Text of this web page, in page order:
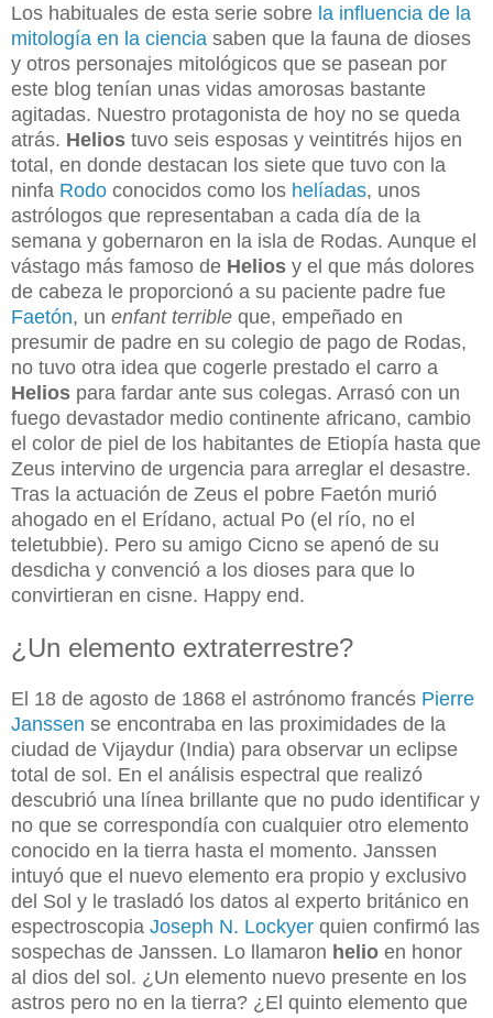
Los habituales de esta serie sobre la influencia de la
mitología en la ciencia saben que la fauna de dioses
y otros personajes mitológicos que se pasean por
este blog tenían unas vidas amorosas bastante
agitadas. Nuestro protagonista de hoy no se queda
atrás. Helios tuvo seis esposas y veintitrés hijos en
total, en donde destacan los siete que tuvo con la
ninfa Rodo conocidos como los helíadas, unos
astrólogos que representaban a cada día de la
semana y gobernaron en la isla de Rodas. Aunque el
vástago más famoso de Helios y el que más dolores
de cabeza le proporcionó a su paciente padre fue
Faetón, un enfant terrible que, empeñado en
presumir de padre en su colegio de pago de Rodas,
no tuvo otra idea que cogerle prestado el carro a
Helios para fardar ante sus colegas. Arrasó con un
fuego devastador medio continente africano, cambio
el color de piel de los habitantes de Etiopía hasta que
Zeus intervino de urgencia para arreglar el desastre.
Tras la actuación de Zeus el pobre Faetón murió
ahogado en el Erídano, actual Po (el río, no el
teletubbie). Pero su amigo Cicno se apenó de su
desdicha y convenció a los dioses para que lo
convirtieran en cisne. Happy end.
¿Un elemento extraterrestre?
El 18 de agosto de 1868 el astrónomo francés Pierre
Janssen se encontraba en las proximidades de la
ciudad de Vijaydur (India) para observar un eclipse
total de sol. En el análisis espectral que realizó
descubrió una línea brillante que no pudo identificar y
no que se correspondía con cualquier otro elemento
conocido en la tierra hasta el momento. Janssen
intuyó que el nuevo elemento era propio y exclusivo
del Sol y le trasladó los datos al experto británico en
espectroscopia Joseph N. Lockyer quien confirmó las
sospechas de Janssen. Lo llamaron helio en honor
al dios del sol. ¿Un elemento nuevo presente en los
astros pero no en la tierra? ¿El quinto elemento que